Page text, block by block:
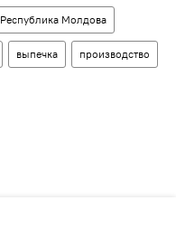
Республика Молдова
выпечка производство